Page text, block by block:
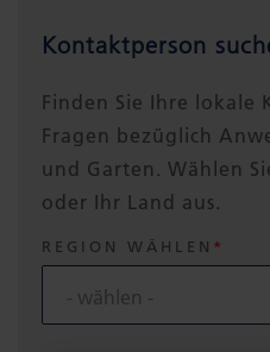
Kontaktperson
Finden Sie Ihre lokale
Fragen bezüglich
und Garten. Wählen
oder Ihr Land aus.
REGION WÄHLEN